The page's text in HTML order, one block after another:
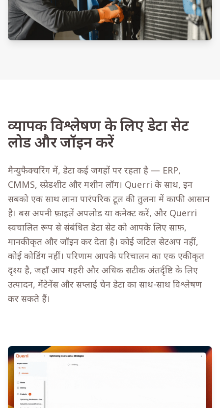
व्यापक विश्लेषण के लिए डेटा सेट
लोड और जॉइन करें
मैन्युफैक्चरिंग में, डेटा कई जगहों पर रहता है — ERP,
CMMS, स्प्रेडशीट और मशीन लॉग। Querri के साथ, इन
सबको एक साथ लाना पारंपरिक टूल की तुलना में काफी आसान
है। बस अपनी फ़ाइलें अपलोड या कनेक्ट करें, और Querri
स्वचालित रूप से संबंधित डेटा सेट को आपके लिए साफ़,
मानकीकृत और जॉइन कर देता है। कोई जटिल सेटअप नहीं,
कोई कोडिंग नहीं। परिणाम आपके परिचालन का एक एकीकृत
दृश्य है, जहाँ आप गहरी और अधिक सटीक अंतर्दृष्टि के लिए
उत्पादन, मेंटेनेंस और सप्लाई चेन डेटा का साथ-साथ विश्लेषण
कर सकते हैं।